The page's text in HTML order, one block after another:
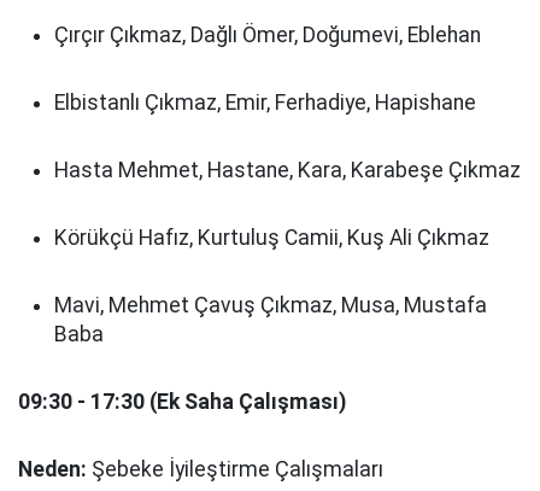
Çırçır Çıkmaz, Dağlı Ömer, Doğumevi, Eblehan
Elbistanlı Çıkmaz, Emir, Ferhadiye, Hapishane
Hasta Mehmet, Hastane, Kara, Karabeşe Çıkmaz
Körükçü Hafız, Kurtuluş Camii, Kuş Ali Çıkmaz
Mavi, Mehmet Çavuş Çıkmaz, Musa, Mustafa
Baba
09:30 - 17:30 (Ek Saha Çalışması)
Neden: Şebeke İyileştirme Çalışmaları